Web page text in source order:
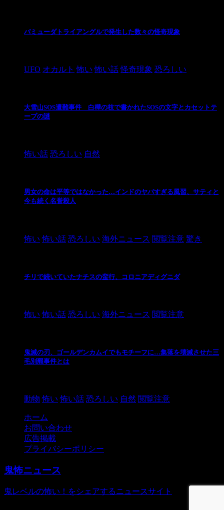
バミューダトライアングルで発生した数々の怪奇現象
UFO オカルト 怖い 怖い話 怪奇現象 恐ろしい
大雪山SOS遭難事件 白樺の枝で書かれたSOSの文字とカセットテ
ープの謎
怖い話 恐ろしい 自然
男女の命は平等ではなかった…インドのヤバすぎる風習、サティと
今も続く名誉殺人
怖い 怖い話 恐ろしい 海外ニュース 閲覧注意 驚き
チリで続いていたナチスの蛮行、コロニアディグニダ
怖い 怖い話 恐ろしい 海外ニュース 閲覧注意
鬼滅の刃、ゴールデンカムイでもモチーフに…集落を壊滅させた三
毛別羆事件とは
動物 怖い 怖い話 恐ろしい 自然 閲覧注意
ホーム
お問い合わせ
広告掲載
プライバシーポリシー
鬼怖ニュース
鬼レベルの怖い！をシェアするニュースサイト